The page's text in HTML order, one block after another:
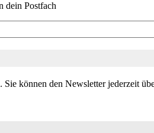
dein Postfach
können den Newsletter jederzeit